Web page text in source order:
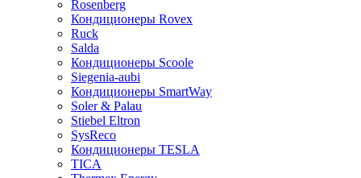
Rosenberg
Кондиционеры Rovex
Ruck
Salda
Кондиционеры Scoole
Siegenia-aubi
Кондиционеры SmartWay
Soler & Palau
Stiebel Eltron
SysReco
Кондиционеры TESLA
TICA